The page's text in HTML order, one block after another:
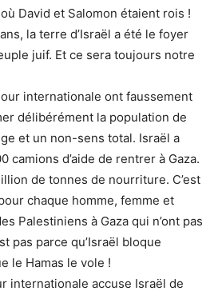
David et Salomon étaient rois !
la terre d’Israël a été le foyer
juif. Et ce sera toujours notre
internationale ont faussement
délibérément la population de
et un non-sens total. Israël a
camions d’aide de rentrer à Gaza.
de tonnes de nourriture. C’est
chaque homme, femme et
Palestiniens à Gaza qui n’ont pas
pas parce qu’Israël bloque
le Hamas le vole !
internationale accuse Israël de